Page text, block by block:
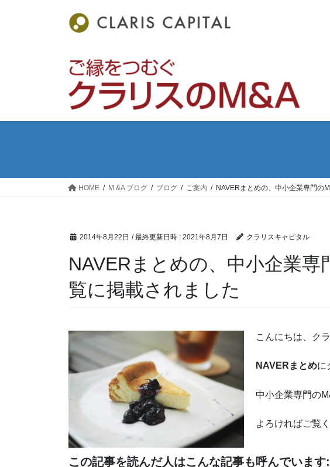
HOME M &A ブログ ブログ ご案内 NAVERまとめの、中小企業専門の
2014年8月22日 / 最終更新日時 : 2021年8月7日 クラリスキャピタル
NAVERまとめの、中小企業専
覧に掲載されました
こんにちは、ク
NAVERまとめに
中小企業専門の
よろければご覧
この記事を読んだ人はこんな記事も呼んでいます: